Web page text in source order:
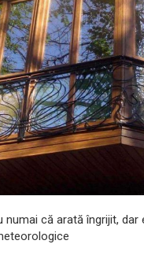
numai că arată îngrijit,